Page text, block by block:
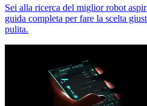
Sei alla ricerca del miglior robot
guida completa per fare la scelta
pulita.